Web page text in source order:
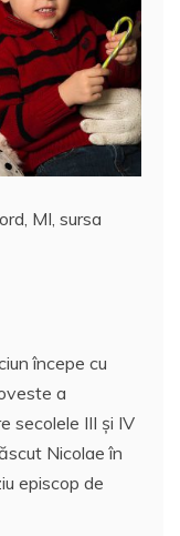
MI, sursa
începe cu
a
secolele III și IV
Nicolae în
episcop de